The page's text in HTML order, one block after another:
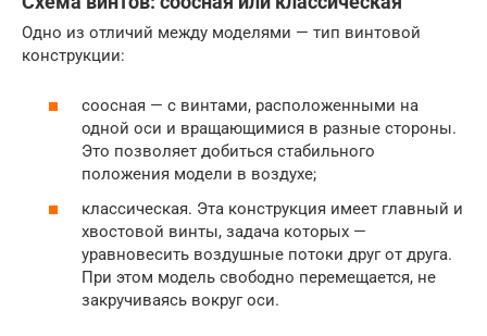
Одно из отличий между моделями — тип винтовой
конструкции:
соосная — с винтами, расположенными на
одной оси и вращающимися в разные стороны.
Это позволяет добиться стабильного
положения модели в воздухе;
классическая. Эта конструкция имеет главный и
хвостовой винты, задача которых —
уравновесить воздушные потоки друг от друга.
При этом модель свободно перемещается, не
закручиваясь вокруг оси.